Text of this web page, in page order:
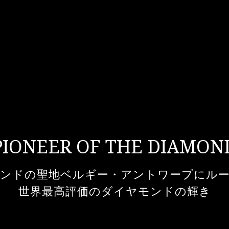
OF THE
ドの聖地ベルギー・アントワープにル
世界最高評価のダイヤモンドの輝き